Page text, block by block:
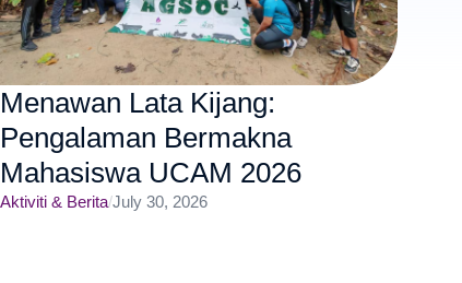
Menawan Lata Kijang:
Pengalaman Bermakna
Mahasiswa UCAM 2026
Aktiviti & Berita/July 30, 2026